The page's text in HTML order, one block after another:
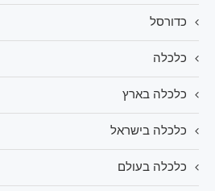
כדורסל
כלכלה
כלכלה בארץ
כלכלה בישראל
כלכלה בעולם